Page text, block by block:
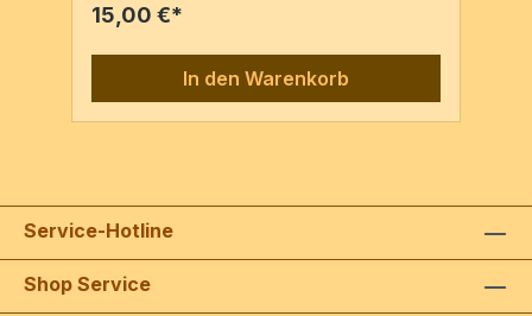
(P.Nr. 1084) Hrsg: Klaus Locher2 Vl, Va, Vc,
15,00 €*
In den Warenkorb
Service-Hotline
Shop Service